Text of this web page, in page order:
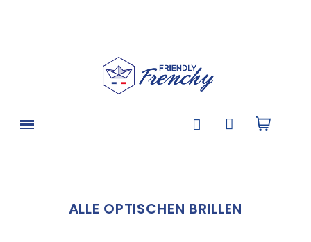
ALLE OPTISCHEN BRILLEN